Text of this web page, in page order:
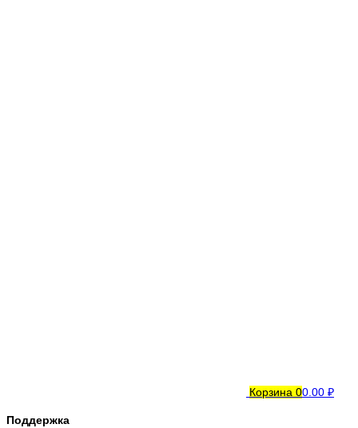
Корзина 00.00 ₽
Поддержка